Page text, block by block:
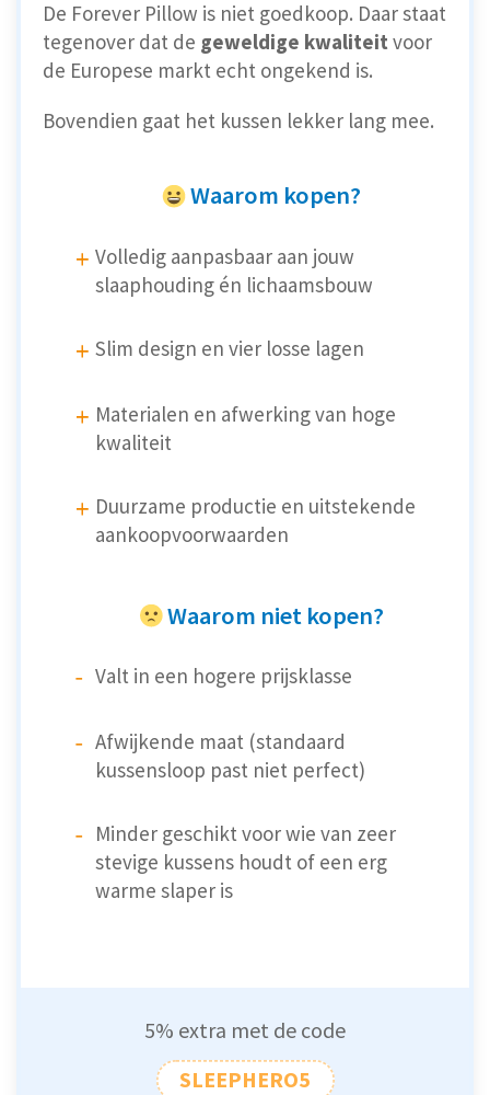
De Forever Pillow is niet goedkoop. Daar staat
tegenover dat de geweldige kwaliteit voor
de Europese markt echt ongekend is.
Bovendien gaat het kussen lekker lang mee.
Waarom kopen?
Volledig aanpasbaar aan jouw
slaaphouding én lichaamsbouw
Slim design en vier losse lagen
Materialen en afwerking van hoge
kwaliteit
Duurzame productie en uitstekende
aankoopvoorwaarden
Waarom niet kopen?
Valt in een hogere prijsklasse
Afwijkende maat (standaard
kussensloop past niet perfect)
Minder geschikt voor wie van zeer
stevige kussens houdt of een erg
warme slaper is
5% extra met de code
SLEEPHERO5